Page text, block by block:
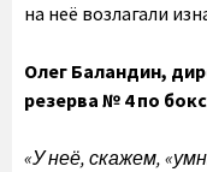
на неё возлагали
Олег Баландин,
резерва № 4 по
«У неё, скажем,